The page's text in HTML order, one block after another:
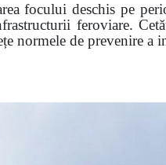
focului deschis pe
feroviare.
normele de prevenire a